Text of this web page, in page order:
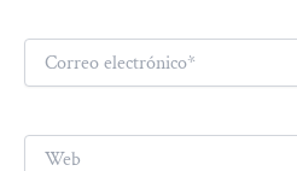
Correo
electrónico*
Web